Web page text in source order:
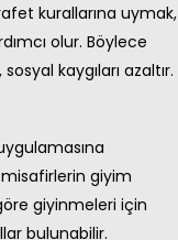
kurallarına uymak,
olur. Böylece
kaygıları azaltır.
giyim
giyinmeleri için
bulunabilir.